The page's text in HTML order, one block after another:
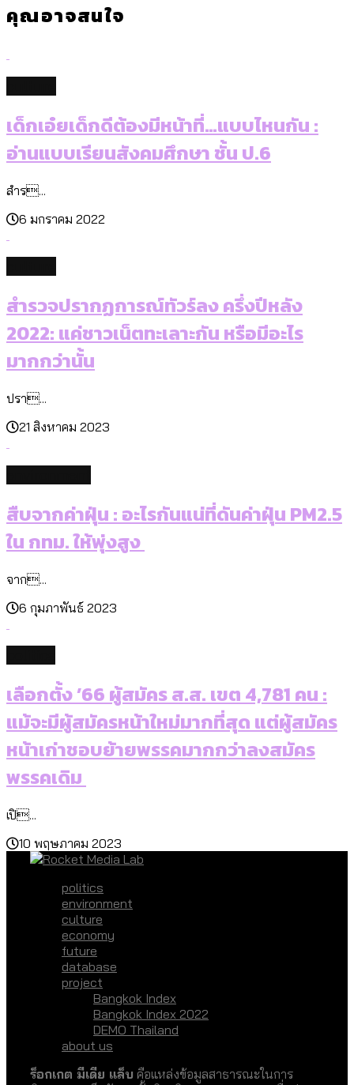
คุณอาจสนใจ
เด็กเอ๋ยเด็กดีต้องมีหน้าที่…แบบไหนกัน :
อ่านแบบเรียนสังคมศึกษา ชั้น ป.6
สำร...
6 มกราคม 2022
สำรวจปรากฏการณ์ทัวร์ลง ครึ่งปีหลัง
2022: แค่ชาวเน็ตทะเลาะกัน หรือมีอะไร
มากกว่านั้น
ปรา...
21 สิงหาคม 2023
สืบจากค่าฝุ่น : อะไรกันแน่ที่ดันค่าฝุ่น PM2.5
ใน กทม. ให้พุ่งสูง
จาก...
6 กุมภาพันธ์ 2023
เลือกตั้ง ’66 ผู้สมัคร ส.ส. เขต 4,781 คน :
แม้จะมีผู้สมัครหน้าใหม่มากที่สุด แต่ผู้สมัคร
หน้าเก่าชอบย้ายพรรคมากกว่าลงสมัคร
พรรคเดิม
เปิ...
10 พฤษภาคม 2023
politics
environment
culture
economy
future
database
project
Bangkok Index
Bangkok Index 2022
DEMO Thailand
about us
ร็อกเกต มีเดีย แล็บ คือแหล่งข้อมูลสาธารณะในการ